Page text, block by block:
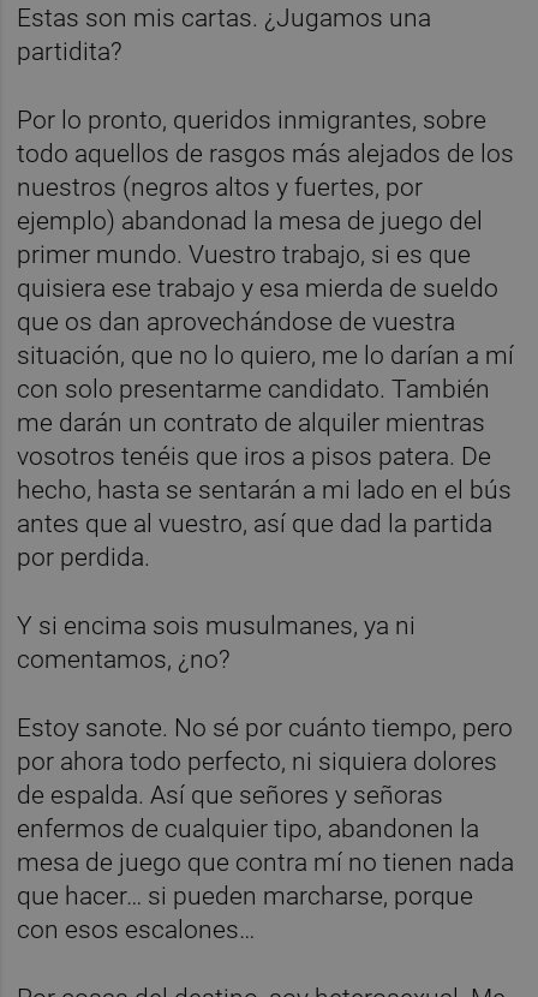
Estas son mis cartas. ¿Jugamos una
partidita?
Por lo pronto, queridos inmigrantes, sobre
todo aquellos de rasgos más alejados de los
nuestros (negros altos y fuertes, por
ejemplo) abandonad la mesa de juego del
primer mundo. Vuestro trabajo, si es que
quisiera ese trabajo y esa mierda de sueldo
que os dan aprovechándose de vuestra
situación, que no lo quiero, me lo darían a mí
con solo presentarme candidato. También
me darán un contrato de alquiler mientras
vosotros tenéis que iros a pisos patera. De
hecho, hasta se sentarán a mi lado en el bús
antes que al vuestro, así que dad la partida
por perdida.
Y si encima sois musulmanes, ya ni
comentamos, ¿no?
Estoy sanote. No sé por cuánto tiempo, pero
por ahora todo perfecto, ni siquiera dolores
de espalda. Así que señores y señoras
enfermos de cualquier tipo, abandonen la
mesa de juego que contra mí no tienen nada
que hacer… si pueden marcharse, porque
con esos escalones…